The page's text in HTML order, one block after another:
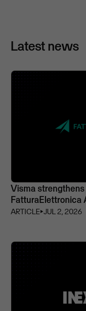
Latest news
Visma
FatturaElettronica
ARTICLE⏵JUL 2, 2026